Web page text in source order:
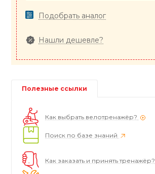
Подобрать аналог
Нашли дешевле?
Полезные ссылки
Как выбрать велотренажёр?
Поиск по базе знаний
Как заказать и принять тренажёр?